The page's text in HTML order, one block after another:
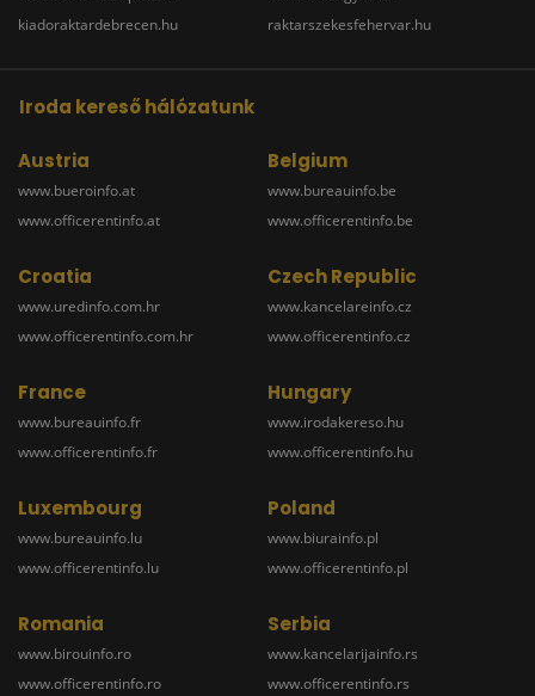
kiadoraktardebrecen.hu
raktarszekesfehervar.hu
Iroda kereső hálózatunk
Austria
www.bueroinfo.at
www.officerentinfo.at
Belgium
www.bureauinfo.be
www.officerentinfo.be
Croatia
www.uredinfo.com.hr
www.officerentinfo.com.hr
Czech Republic
www.kancelareinfo.cz
www.officerentinfo.cz
France
www.bureauinfo.fr
www.officerentinfo.fr
Hungary
www.irodakereso.hu
www.officerentinfo.hu
Luxembourg
www.bureauinfo.lu
www.officerentinfo.lu
Poland
www.biurainfo.pl
www.officerentinfo.pl
Romania
www.birouinfo.ro
www.officerentinfo.ro
Serbia
www.kancelarijainfo.rs
www.officerentinfo.rs